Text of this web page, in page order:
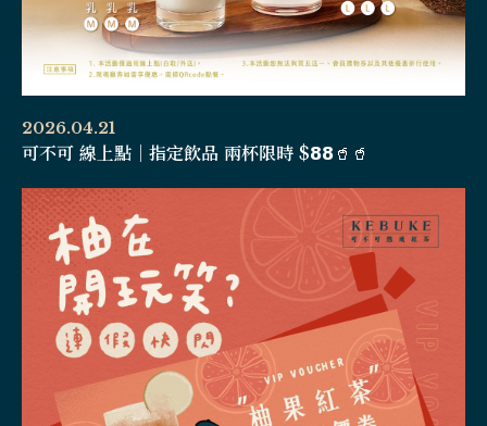
2026.04.21
可不可 線上點｜指定飲品 兩杯限時 $𝟴𝟴🥤🥤